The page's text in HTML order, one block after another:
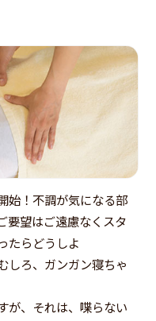
始！不調が気になる部
要望はご遠慮なくスタ
たらどうしよ
しろ、ガンガン寝ちゃ
が、それは、喋らない